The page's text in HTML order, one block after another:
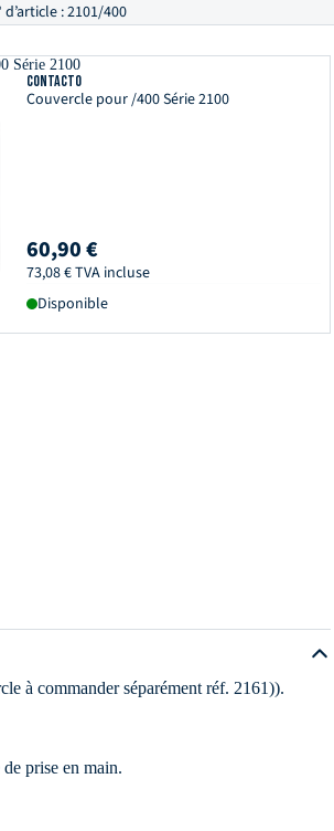
d’article : 2101/400
Série 2100
Contacto
Couvercle pour /400 Série 2100
60,90 €
73,08 € TVA incluse
Disponible
à commander séparément réf. 2161)).
prise en main.